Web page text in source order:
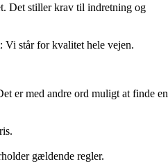
Det stiller krav til indretning og
Vi står for kvalitet hele vejen.
er med andre ord muligt at finde en
gældende regler.